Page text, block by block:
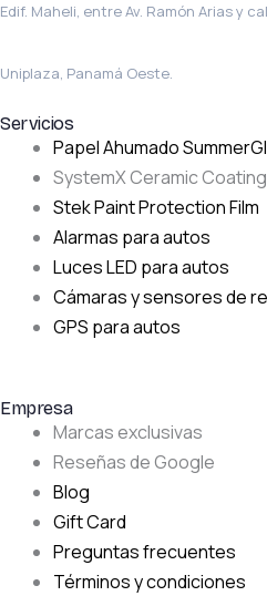
Edif. Maheli, entre Av. Ramón Arias y
Uniplaza, Panamá Oeste.
Servicios
Papel Ahumado
SystemX Ceramic Coating
Stek Paint Protection Film
Alarmas para autos
Luces LED para autos
Cámaras y sensores de
GPS para autos
Empresa
Marcas exclusivas
Reseñas de Google
Blog
Gift Card
Preguntas frecuentes
Términos y condiciones